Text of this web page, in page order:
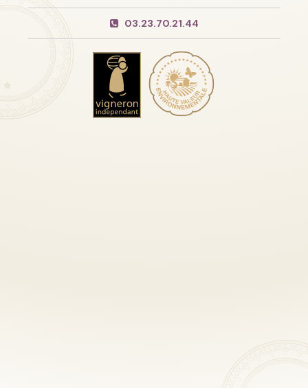
03.23.70.21.44